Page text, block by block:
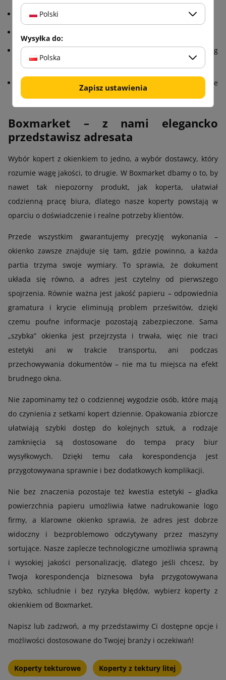
firmy wysyłające faktury, umowy i pisma seryjne,
banki, ubezpieczyciele, dostawcy usług
telekomunikacyjnych czy energetycznych,
biura rachunkowe i działy finansowe, które obsługują duże
wolumeny korespondencji.
Boxmarket – z nami elegancko
przedstawisz adresata
Wybór kopert z okienkiem to jedno, a wybór dostawcy, który
rozumie wagę jakości, to drugie. W Boxmarket dbamy o to, by
nawet tak niepozorny produkt, jak koperta, ułatwiał
codzienną pracę biura, dlatego nasze koperty powstają w
oparciu o doświadczenie i realne potrzeby klientów.
Przede wszystkim gwarantujemy precyzję wykonania –
okienko zawsze znajduje się tam, gdzie powinno, a każda
partia trzyma swoje wymiary. To sprawia, że dokument
układa się równo, a adres jest czytelny od pierwszego
spojrzenia. Równie ważna jest jakość papieru – odpowiednia
gramatura i krycie eliminują problem prześwitów, dzięki
czemu poufne informacje pozostają zabezpieczone. Sama
„szybka” okienka jest przejrzysta i trwała, więc nie traci
estetyki ani w trakcie transportu, ani podczas
przechowywania dokumentów – nie ma tu miejsca na efekt
brudnego okna.
Nie zapominamy też o codziennej wygodzie osób, które mają
do czynienia z setkami kopert dziennie. Opakowania zbiorcze
ułatwiają szybki dostęp do kolejnych sztuk, a rodzaje
zamknięcia są dostosowane do tempa pracy biur
wysyłkowych. Dzięki temu cała korespondencja jest
przygotowywana sprawnie i bez dodatkowych komplikacji.
Nie bez znaczenia pozostaje też kwestia estetyki – gładka
powierzchnia papieru umożliwia łatwe nadrukowanie logo
firmy, a klarowne okienko sprawia, że adres jest dobrze
widoczny i bezproblemowo odczytywany przez maszyny
sortujące. Nasze zaplecze technologiczne umożliwia sprawną
i wysokiej jakości personalizację, dlatego jeśli chcesz, by
Twoja korespondencja biznesowa była przygotowywana
szybko, schludnie i bez ryzyka błędów, wybierz koperty z
okienkiem od Boxmarket.
Napisz lub zadzwoń, a my przedstawimy Ci dostępne opcje i
możliwości dostosowane do Twojej branży i oczekiwań!
Koperty tekturowe Koperty z tektury litej
Polski
Wysyłka do:
Polska
Zapisz ustawienia